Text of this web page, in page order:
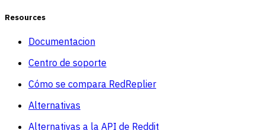
Resources
Documentacion
Centro de soporte
Cómo se compara RedReplier
Alternativas
Alternativas a la API de Reddit